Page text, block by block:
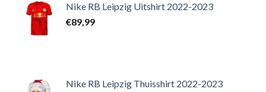
Nike RB Leipzig Uitshirt 2022-2023
€89,99
Nike RB Leipzig Thuisshirt 2022-2023